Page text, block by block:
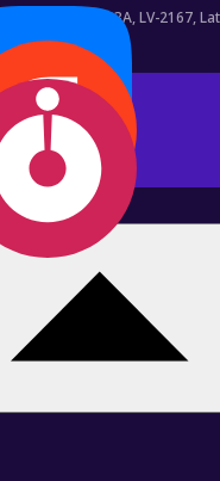
Druvas iela 23A, LV-2167,